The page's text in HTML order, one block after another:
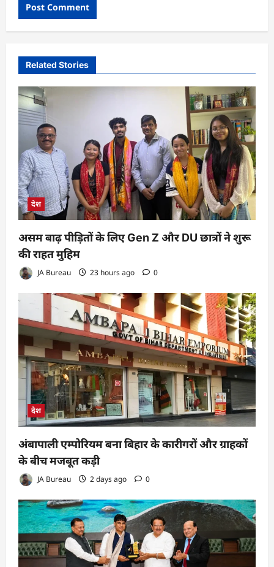
Related Stories
देश
असम बाढ़ पीड़ितों के लिए Gen Z और DU छात्रों ने शुरू
की राहत मुहिम
JA Bureau 23 hours ago 0
देश
अंबापाली एम्पोरियम बना बिहार के कारीगरों और ग्राहकों
के बीच मजबूत कड़ी
JA Bureau 2 days ago 0